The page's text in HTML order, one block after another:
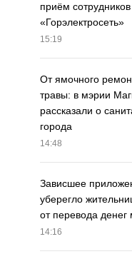
приём
«Горэлектросеть»
15:19
От ямочного
травы: в мэрии
рассказали о
города
14:48
Зависшее
уберегло
от перевода
14:16